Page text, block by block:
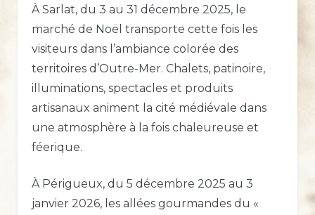
À Sarlat, du 3 au 31 décembre 2025, le
marché de Noël transporte cette fois les
visiteurs dans l’ambiance colorée des
territoires d’Outre-Mer. Chalets, patinoire,
illuminations, spectacles et produits
artisanaux animent la cité médiévale dans
une atmosphère à la fois chaleureuse et
féerique.
À Périgueux, du 5 décembre 2025 au 3
janvier 2026, les allées gourmandes du «